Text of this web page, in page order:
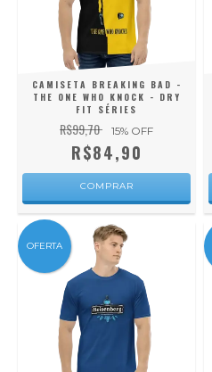
CAMISETA BREAKING BAD -
THE ONE WHO KNOCK - DRY
FIT SÉRIES
R$99,70 15% OFF
R$84,90
COMPRAR
OFERTA